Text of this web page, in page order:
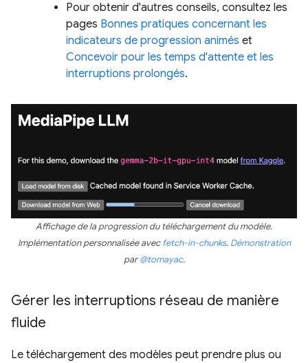
Pour obtenir d'autres conseils, consultez les
pages Bonnes pratiques concernant les
indicateurs de progression animés et
Concevoir pour les temps d'attente et les
interruptions prolongés.
Affichage de la progression du téléchargement du modèle.
Implémentation personnalisée avecfetch-in-chunks. Démonstration
par@tomayac.
Gérer les interruptions réseau de manière
fluide
Le téléchargement des modèles peut prendre plus ou